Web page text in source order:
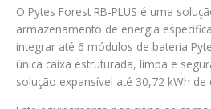
O Pytes Forest RB-PLUS é uma
armazenamento de energia
integrar até 6 módulos de bateria
única caixa estruturada, limpa e
solução expansível até 30,72 kWh de